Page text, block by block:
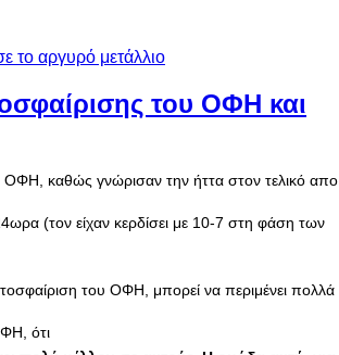
του ΟΦΗ και
ΟΦΗ, καθώς γνώρισαν την ήττα στον τελικό απο
(τον είχαν κερδίσει με 10-7 στη φάση των
του ΟΦΗ, μπορεί να περιμένει πολλά
ότι